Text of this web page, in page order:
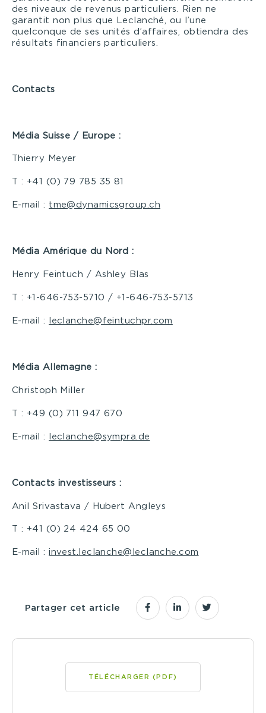
des niveaux de revenus particuliers. Rien ne
garantit non plus que Leclanché, ou l’une
quelconque de ses unités d’affaires, obtiendra des
résultats financiers particuliers.
Contacts
Média Suisse / Europe :
Thierry Meyer
T : +41 (0) 79 785 35 81
E-mail : tme@dynamicsgroup.ch
Média Amérique du Nord :
Henry Feintuch / Ashley Blas
T : +1-646-753-5710 / +1-646-753-5713
E-mail : leclanche@feintuchpr.com
Média Allemagne :
Christoph Miller
T : +49 (0) 711 947 670
E-mail : leclanche@sympra.de
Contacts investisseurs :
Anil Srivastava / Hubert Angleys
T : +41 (0) 24 424 65 00
E-mail :invest.leclanche@leclanche.com
Partager cet article
TÉLÉCHARGER (PDF)